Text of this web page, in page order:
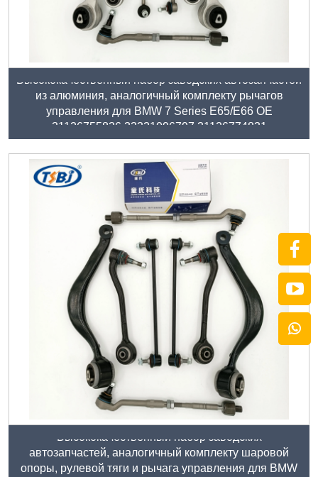
Высококачественный набор заводских автозапчастей
из алюминия, аналогичный комплекту рычагов
управления для BMW 7 Series E65/E66 OE
31126755836 33321096797 31126774831
Высококачественный набор заводских
автозапчастей, аналогичный комплекту шаровой
опоры, рулевой тяги и рычага управления для BMW